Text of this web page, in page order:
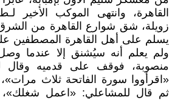
القاهرة، وانتهى الموكب الأخير
زويلة، شق شوارع القاهرة من
يسلم على أهل القاهرة المصطفين
ولم يعلم أنه سيُشنق إلا عندما
منصوبة، فوقف على قدميه وقال
«اقرأووا سورة الفاتحة ثلاث
ثم قال للمشاعلي: «اعمل